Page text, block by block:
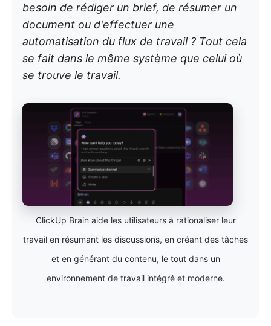
besoin de rédiger un brief, de résumer un
document ou d'effectuer une
automatisation du flux de travail ? Tout cela
se fait dans le même système que celui où
se trouve le travail.
ClickUp Brain aide les utilisateurs à rationaliser leur
travail en résumant les discussions, en créant des tâches
et en générant du contenu, le tout dans un
environnement de travail intégré et moderne.